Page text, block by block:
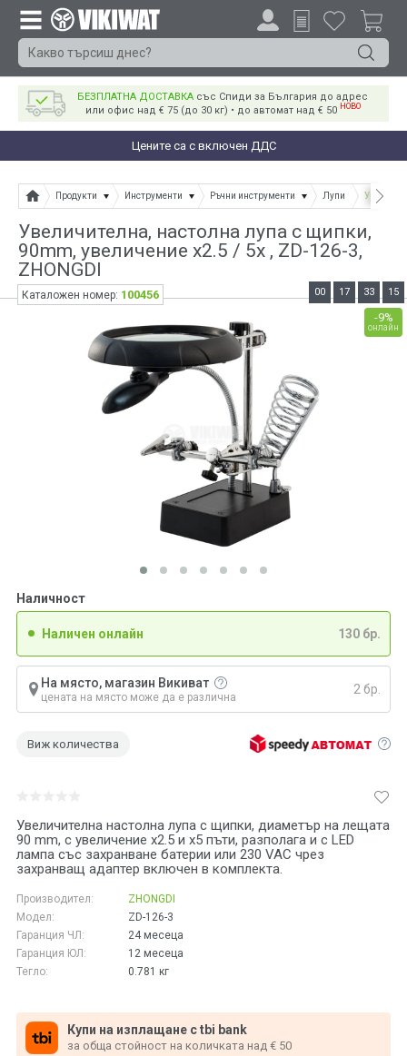
БЕЗПЛАТНА ДОСТАВКА със Спиди за България до адрес
или офис над € 75 (до 30 кг) • до автомат над € 50 НОВО
Цените са с включен ДДС
Продукти Инструменти Ръчни инструменти Лупи
Увеличителна, настолна лупа с щипки,
90mm, увеличение x2.5 / 5х , ZD-126-3,
ZHONGDI
Увеличителна настолна лупа с щипки, диаметър на лещата
90 mm, с увеличение x2.5 и x5 пъти, разполага и с LED
лампа със захранване батерии или 230 VAC чрез
захранващ адаптер включен в комплекта.
Производител:
ZHONGDI
Модел:
ZD-126-3
Гаранция ЧЛ:
24 месеца
Гаранция ЮЛ:
12 месеца
Тегло:
0.781 кг
Купи на изплащане с tbi bank
за обща стойност на количката над € 50
Наличност
Наличен онлайн 130 бр.
На място, магазин Викиват
цената на място може да е различна
2 бр.
Виж количества
-9%
онлайн
00 17 33 15
Каталожен номер: 100456